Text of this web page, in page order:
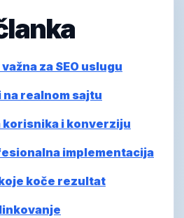
za SEO uslugu
realnom sajtu
korisnika i konverziju
implementacija
koče rezultat